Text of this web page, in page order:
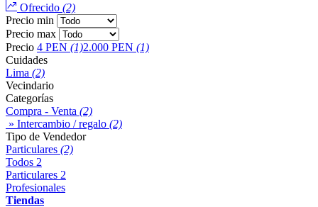
Ofrecido (2)
Precio min
Precio max
Precio 4 PEN (1)2.000 PEN (1)
Cuidades
Lima (2)
Vecindario
Categorías
Compra - Venta (2)
» Intercambio / regalo (2)
Tipo de Vendedor
Particulares (2)
Todos 2
Particulares 2
Profesionales
Tiendas